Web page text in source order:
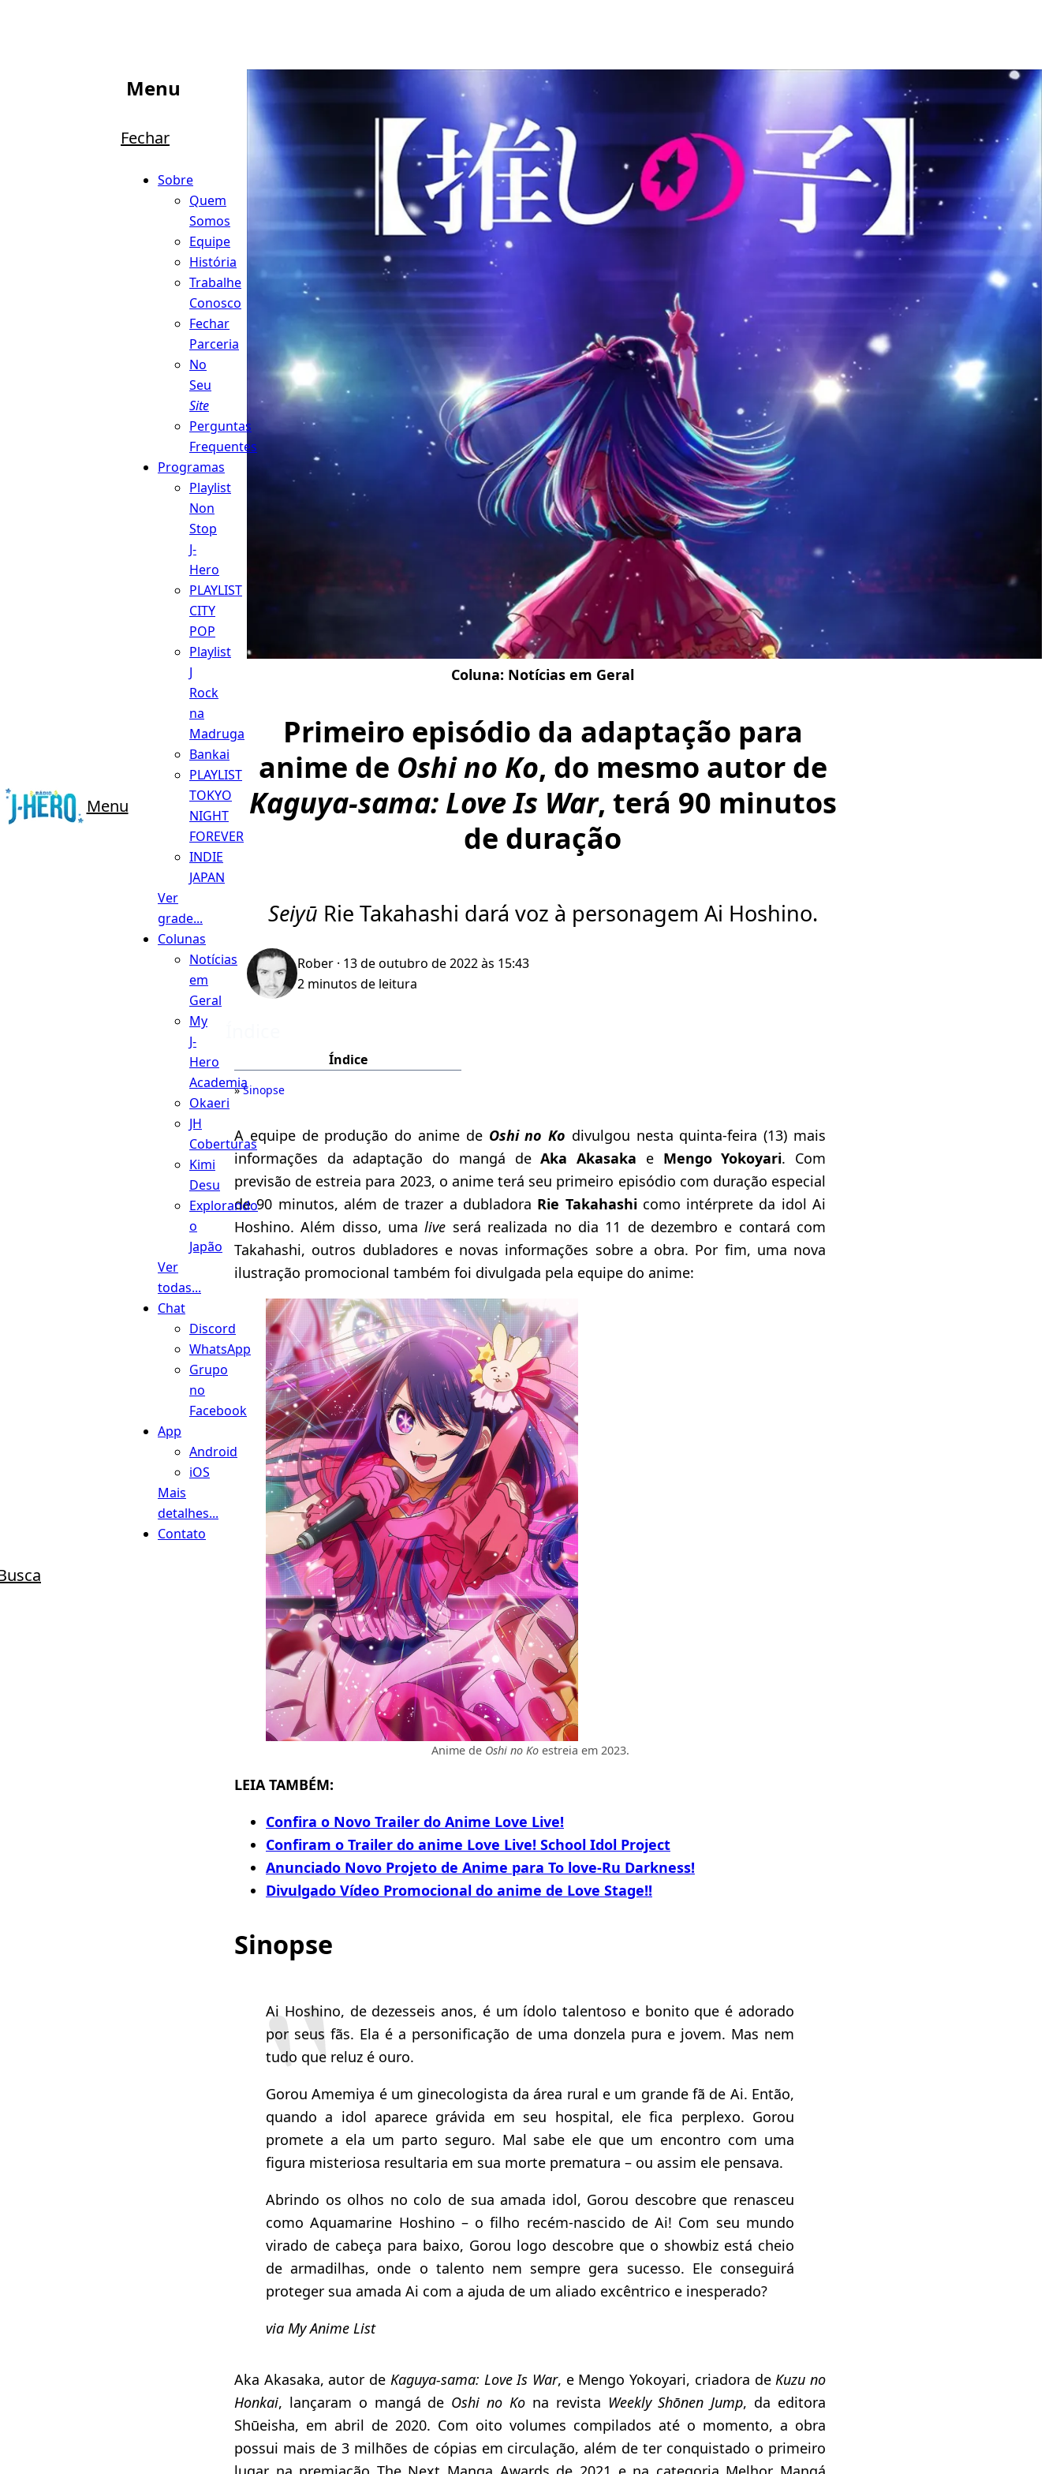
Menu
Menu
Fechar
Sobre
Quem
Somos
Equipe
História
Trabalhe
Conosco
Fechar
Parceria
No
Seu
Site
Perguntas
Frequentes
Programas
Playlist
Non
Stop
J-
Hero
PLAYLIST
CITY
POP
Playlist
J
Rock
na
Madruga
Bankai
PLAYLIST
TOKYO
NIGHT
FOREVER
INDIE
JAPAN
Ver
grade...
Colunas
Notícias
em
Geral
My
J-
Hero
Academia
Okaeri
JH
Coberturas
Kimi
Desu
Explorando
o
Japão
Ver
todas...
Chat
Discord
WhatsApp
Grupo
no
Facebook
App
Android
iOS
Mais
detalhes...
Contato
Coluna: Notícias em Geral
Primeiro episódio da adaptação para
anime de Oshi no Ko, do mesmo autor de
Kaguya-sama: Love Is War, terá 90 minutos
de duração
Seiyū Rie Takahashi dará voz à personagem Ai Hoshino.
Rober · 13 de outubro de 2022 às 15:43
2 minutos de leitura
Índice
Sinopse
A equipe de produção do anime de Oshi no Ko divulgou nesta quinta-feira (13) mais
informações da adaptação do mangá deAka Akasaka e Mengo Yokoyari. Com
previsão de estreia para 2023, o anime terá seu primeiro episódio com duração especial
de 90 minutos, além de trazer a dubladora Rie Takahashicomo intérprete da idol Ai
Hoshino. Além disso, umalive será realizada no dia 11 de dezembro e contará com
Takahashi, outros dubladores e novas informações sobre a obra. Por fim, uma nova
ilustração promocional também foi divulgada pela equipe do anime:
Anime de Oshi no Koestreia em 2023.
LEIA TAMBÉM:
Confira o Novo Trailer do Anime Love Live!
Confiram o Trailer do anime Love Live! School Idol Project
Anunciado Novo Projeto de Anime para To love-Ru Darkness!
Divulgado Vídeo Promocional do anime de Love Stage!!
Sinopse
Ai Hoshino, de dezesseis anos, é um ídolo talentoso e bonito que é adorado
por seus fãs. Ela é a personificação de uma donzela pura e jovem. Mas nem
tudo que reluz é ouro.
Gorou Amemiya é um ginecologista da área rural e um grande fã de Ai. Então,
quando a idol aparece grávida em seu hospital, ele fica perplexo. Gorou
promete a ela um parto seguro. Mal sabe ele que um encontro com uma
figura misteriosa resultaria em sua morte prematura – ou assim ele pensava.
Abrindo os olhos no colo de sua amada idol, Gorou descobre que renasceu
como Aquamarine Hoshino – o filho recém-nascido de Ai! Com seu mundo
virado de cabeça para baixo, Gorou logo descobre que o showbiz está cheio
de armadilhas, onde o talento nem sempre gera sucesso. Ele conseguirá
proteger sua amada Ai com a ajuda de um aliado excêntrico e inesperado?
via My Anime List
Aka Akasaka, autor de Kaguya-sama: Love Is War, e Mengo Yokoyari, criadora deKuzu no
Honkai, lançaram o mangá de Oshi no Ko na revista Weekly Shōnen Jump, da editora
Shūeisha, em abril de 2020. Com oito volumes compilados até o momento, a obra
possui mais de 3 milhões de cópias em circulação, além de ter conquistado o primeiro